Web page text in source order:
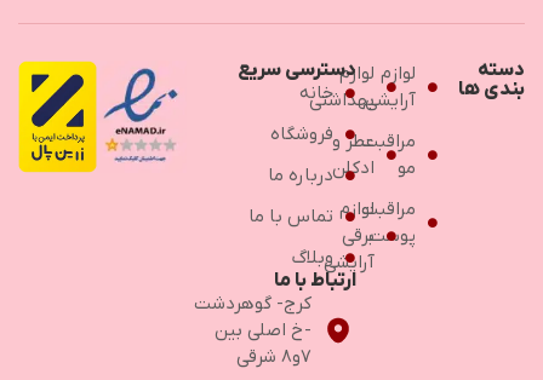
دسته
بندی ها
لوازم
آرایشی
مراقبت
مو
مراقبت
پوست
لوازم
بهداشتی
عطر و
ادکلن
لوازم
برقی
آرایشی
دسترسی سریع
خانه
فروشگاه
درباره ما
تماس با ما
وبلاگ
ارتباط با ما
کرج- گوهردشت
-خ اصلی بین
۷و۸ شرقی